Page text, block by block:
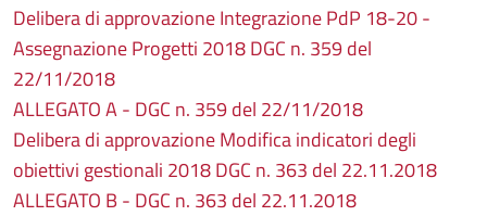
Delibera di approvazione Integrazione PdP 18-20 -
Assegnazione Progetti 2018 DGC n. 359 del
22/11/2018
ALLEGATO A - DGC n. 359 del 22/11/2018
Delibera di approvazione Modifica indicatori degli
obiettivi gestionali 2018 DGC n. 363 del 22.11.2018
ALLEGATO B - DGC n. 363 del 22.11.2018